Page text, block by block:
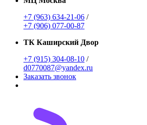
+7 (963) 634-21-06 /
+7 (906) 077-00-87
ТК Каширский Двор
+7 (915) 304-08-10 /
d0770087@yandex.ru
Заказать звонок